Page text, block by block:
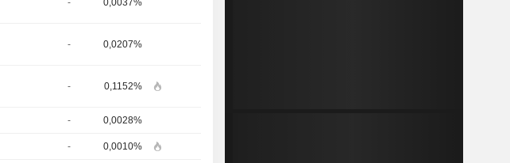
- 0,0037%
- 0,0207%
- 0,1152%
- 0,0028%
- 0,0010%